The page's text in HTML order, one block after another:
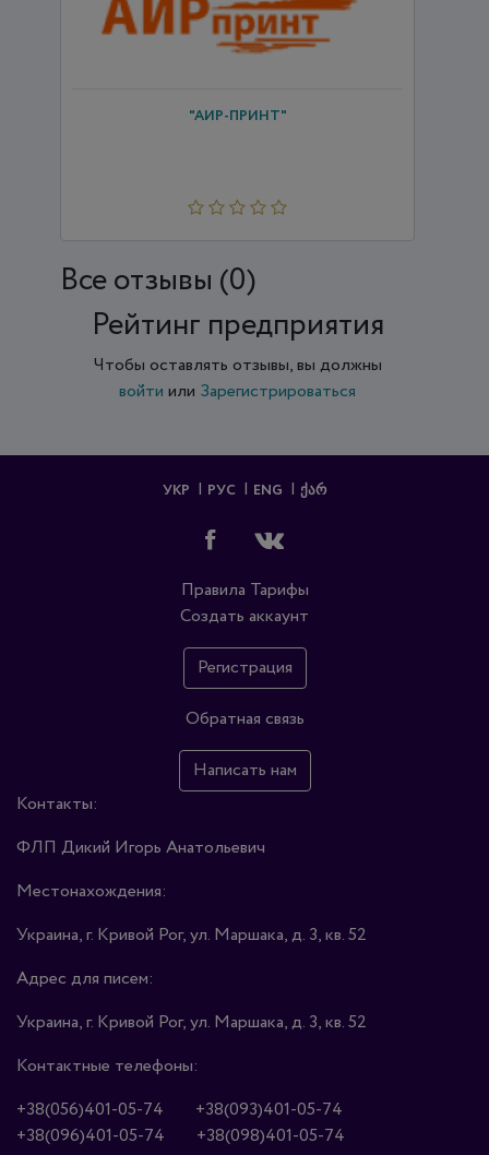
"АИР-ПРИНТ"
Все отзывы (0)
Рейтинг предприятия
Чтобы оставлять отзывы, вы должны
войти или Зарегистрироваться
УКР РУС ENG ᲥᲐᲠ
Правила Тарифы
Создать аккаунт
Регистрация
Обратная связь
Написать нам
Контакты:
ФЛП Дикий Игорь Анатольевич
Местонахождения:
Украина, г. Кривой Рог, ул. Маршака, д. 3, кв. 52
Адрес для писем:
Украина, г. Кривой Рог, ул. Маршака, д. 3, кв. 52
Контактные телефоны:
+38(056)401-05-74
+38(093)401-05-74
+38(096)401-05-74
+38(098)401-05-74